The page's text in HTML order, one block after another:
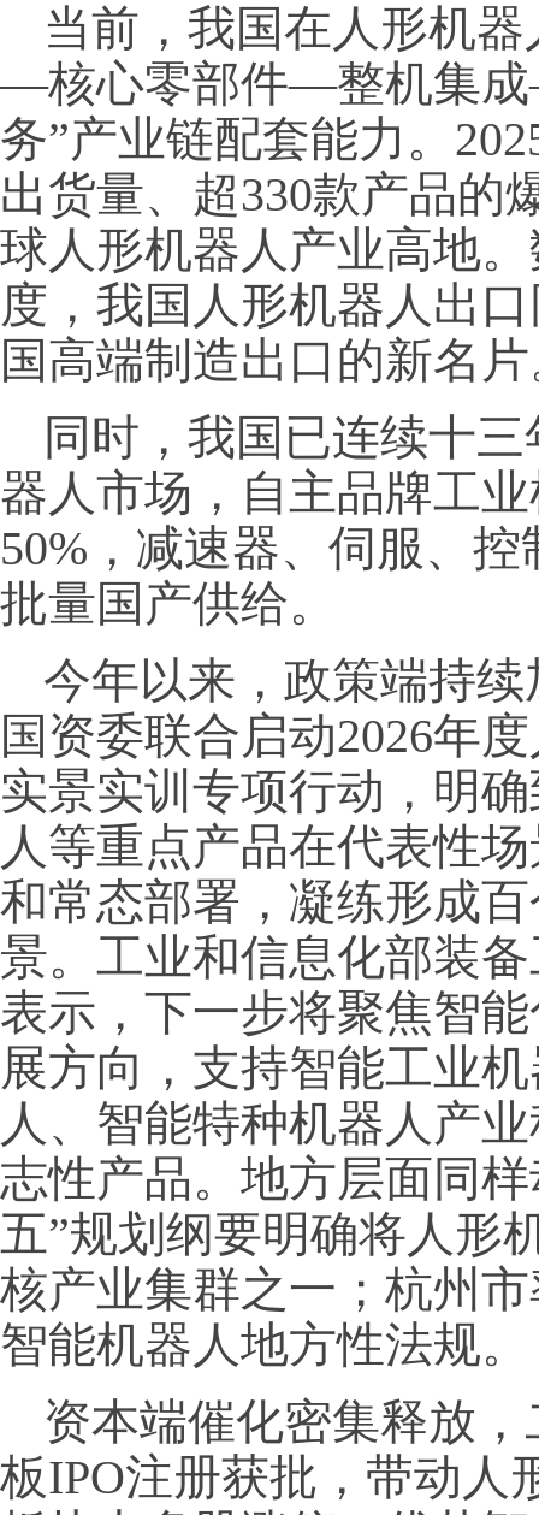
当前，我国在人形机
—核心零部件—整机集
务”产业链配套能力。
出货量、超330款产品的
球人形机器人产业高地
度，我国人形机器人出
国高端制造出口的新名
同时，我国已连续十
器人市场，自主品牌工
50%，减速器、伺服、
批量国产供给。
今年以来，政策端持
国资委联合启动2026年
实景实训专项行动，明
人等重点产品在代表性
和常态部署，凝练形成
景。工业和信息化部装
表示，下一步将聚焦智
展方向，支持智能工业
人、智能特种机器人产
志性产品。地方层面同
五”规划纲要明确将人形
核产业集群之一；杭州
智能机器人地方性法规。
资本端催化密集释放
板IPO注册获批，带动人